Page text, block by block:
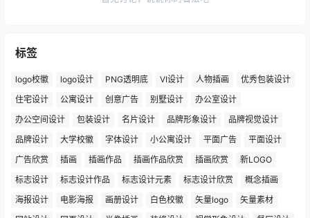
标签
logo校徽 logo设计 PNG透明底 VI设计 人物插画
优秀包装设计
住宅设计
公寓设计 创意广告 别墅设计
办公室设计
办公空间设计
包装设计 名片设计 品牌形象设计
品牌视觉设计
品牌设计
大学校徽 字体设计 小公寓设计 平面广告
平面设计
广告欣赏
插画 插画作品 插画作品欣赏 插画欣赏
新LOGO
标志设计
标志设计作品 标志设计元素 标志设计欣赏
概念插画
海报设计
电影海报 画册设计 白色校徽 矢量logo
矢量素材